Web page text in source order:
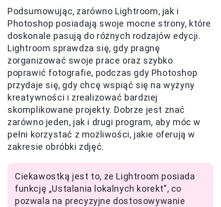
Podsumowując, zarówno Lightroom, jak i
Photoshop posiadają swoje mocne strony, które
doskonale pasują do różnych rodzajów edycji.
Lightroom sprawdza się, gdy pragnę
zorganizować swoje prace oraz szybko
poprawić fotografie, podczas gdy Photoshop
przydaje się, gdy chcę wspiąć się na wyżyny
kreatywności i zrealizować bardziej
skomplikowane projekty. Dobrze jest znać
zarówno jeden, jak i drugi program, aby móc w
pełni korzystać z możliwości, jakie oferują w
zakresie obróbki zdjęć.
Ciekawostką jest to, że Lightroom posiada
funkcję „Ustalania lokalnych korekt”, co
pozwala na precyzyjne dostosowywanie